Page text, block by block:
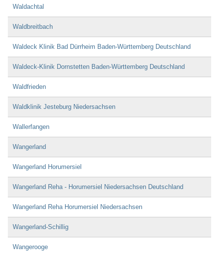
Waldachtal
Waldbreitbach
Waldeck Klinik Bad Dürrheim Baden-Württemberg Deutschland
Waldeck-Klinik Dornstetten Baden-Württemberg Deutschland
Waldfrieden
Waldklinik Jesteburg Niedersachsen
Wallerfangen
Wangerland
Wangerland Horumersiel
Wangerland Reha - Horumersiel Niedersachsen Deutschland
Wangerland Reha Horumersiel Niedersachsen
Wangerland-Schillig
Wangerooge